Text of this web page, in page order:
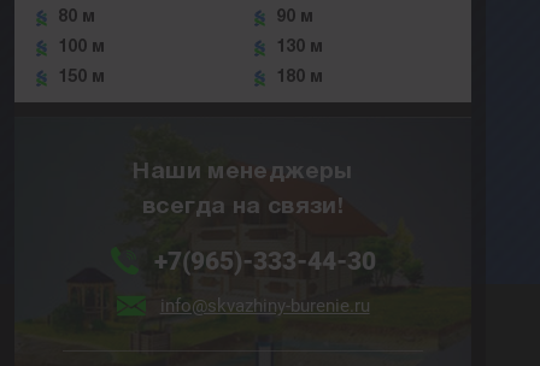
80 м
90 м
100 м
130 м
150 м
180 м
Наши менеджеры
всегда на связи!
+7(965)-333-44-30
info@skvazhiny-burenie.ru